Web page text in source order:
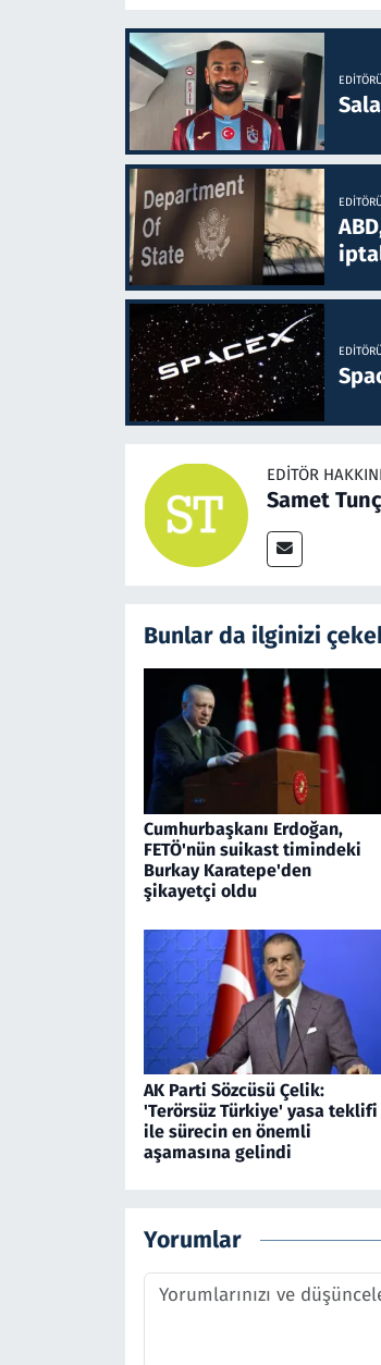
EDITÖR
Samet Tunç
Bunlar da ilginizi
Cumhurbaşkanı Erdoğan,
FETÖ'nün suikast timindeki
Burkay Karatepe'den
şikayetçi oldu
AK Parti Sözcüsü Çelik:
'Terörsüz Türkiye' yasa teklifi
ile sürecin en önemli
aşamasına gelindi
Yorumlar